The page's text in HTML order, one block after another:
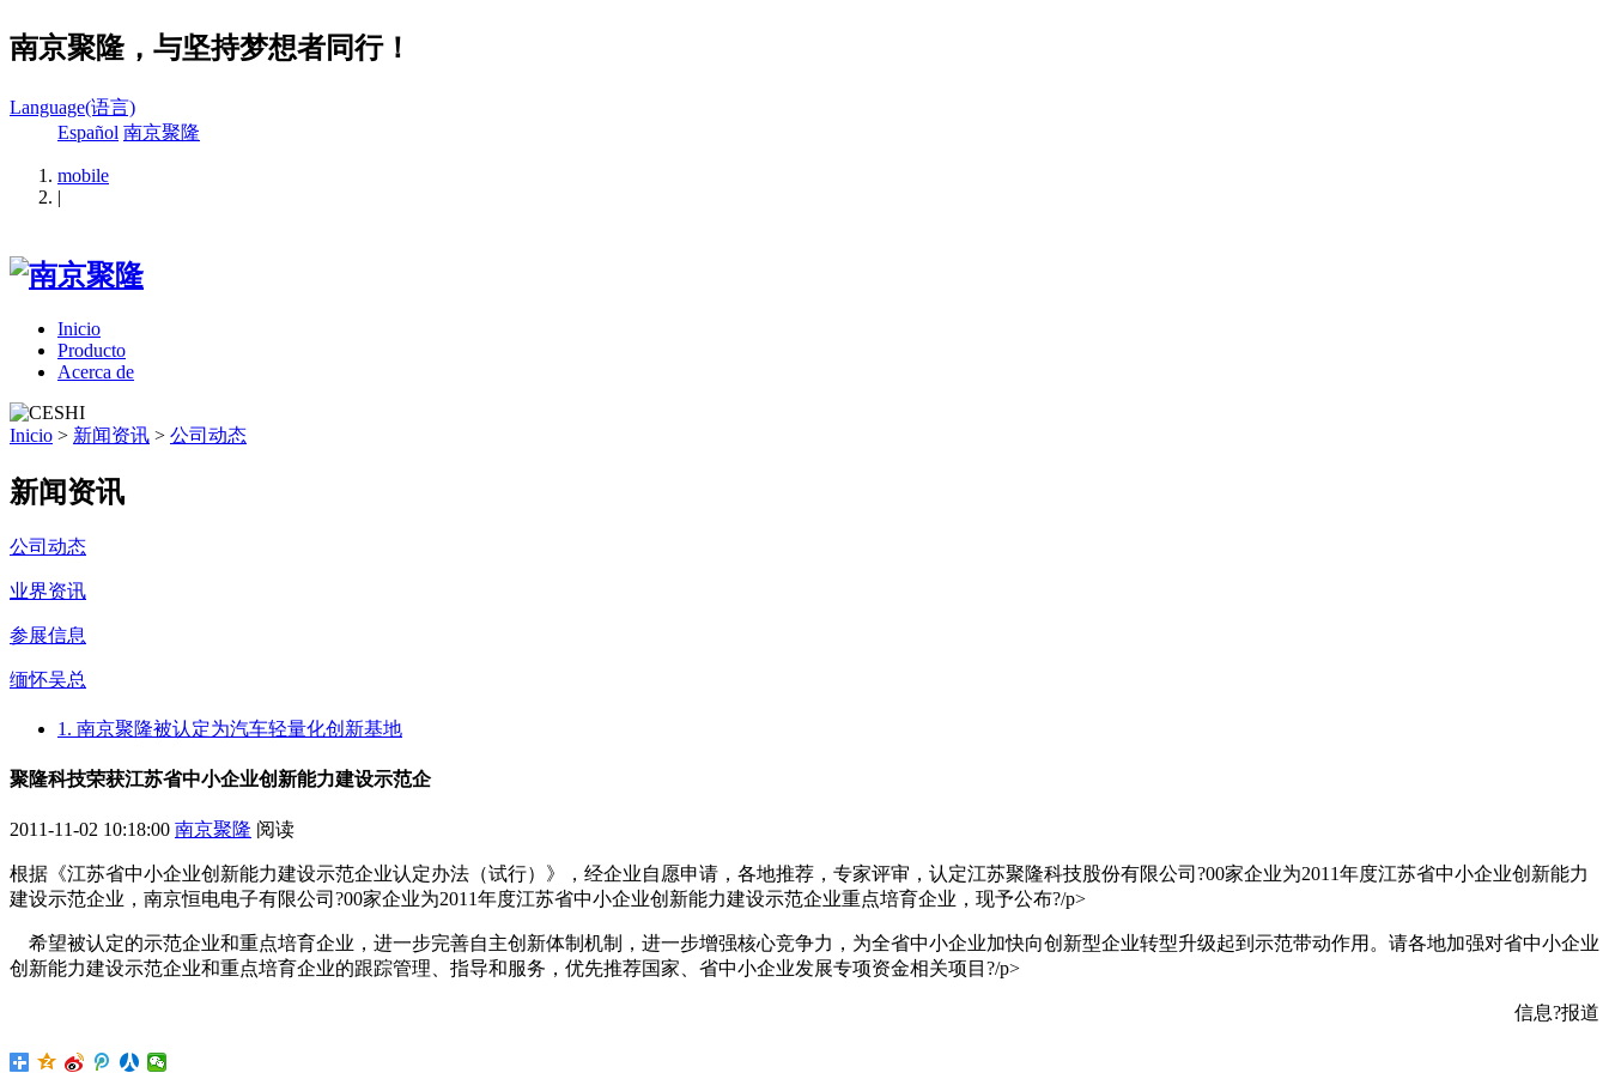
南京聚隆，与坚持梦想者同行！
Language(语言)
Español 南京聚隆
mobile
|
Inicio
Producto
Acerca de
Inicio > 新闻资讯 > 公司动态
新闻资讯
公司动态
业界资讯
参展信息
缅怀吴总
1. 南京聚隆被认定为汽车轻量化创新基地
聚隆科技荣获江苏省中小企业创新能力建设示范企
2011-11-02 10:18:00 南京聚隆 阅读
根据《江苏省中小企业创新能力建设示范企业认定办法（试行）》，经企业自愿申请，各地推荐，专家评审，认定江苏聚隆科技股份有限公司?00家企业为2011年度江苏省中小企业创新能力
建设示范企业，南京恒电电子有限公司?00家企业为2011年度江苏省中小企业创新能力建设示范企业重点培育企业，现予公布?/p>
希望被认定的示范企业和重点培育企业，进一步完善自主创新体制机制，进一步增强核心竞争力，为全省中小企业加快向创新型企业转型升级起到示范带动作用。请各地加强对省中小企业
创新能力建设示范企业和重点培育企业的跟踪管理、指导和服务，优先推荐国家、省中小企业发展专项资金相关项目?/p>
信息?报道